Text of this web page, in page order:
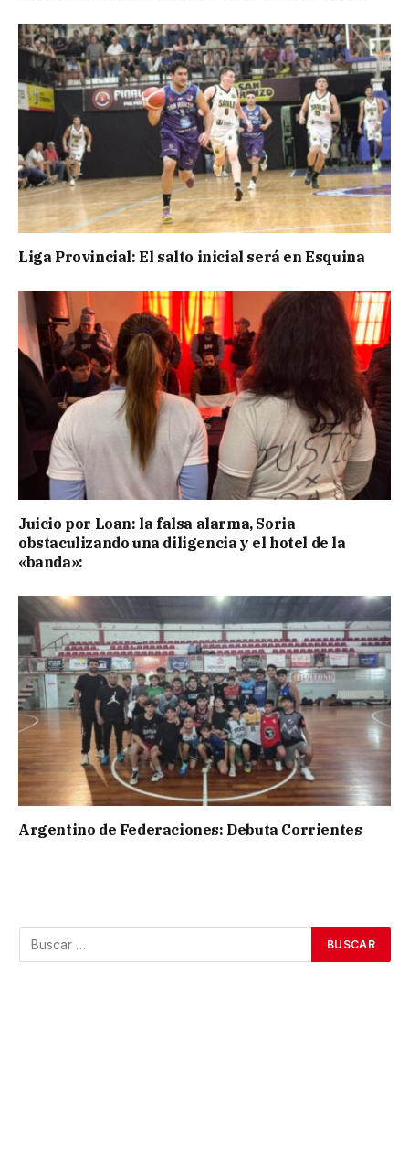
Liga Provincial: El salto inicial será en Esquina
Juicio por Loan: la falsa alarma, Soria
obstaculizando una diligencia y el hotel de la
«banda»:
Argentino de Federaciones: Debuta Corrientes